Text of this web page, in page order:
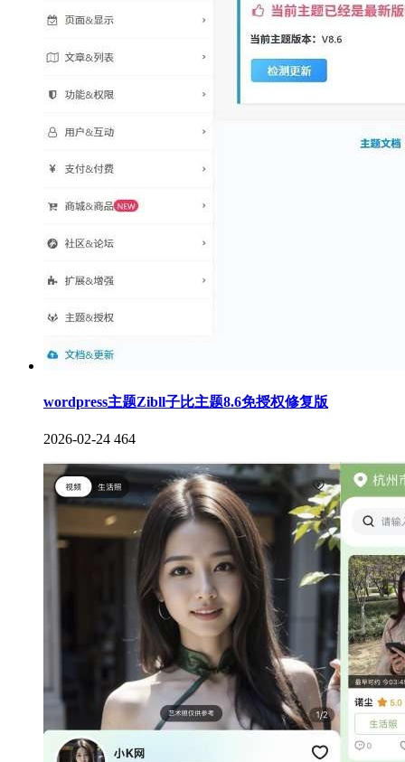
wordpress主题Zibll子比主题8.6免授权修复版
2026-02-24 464